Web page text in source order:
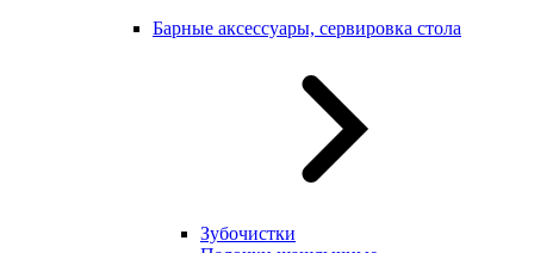
Барные аксессуары, сервировка стола
Зубочистки